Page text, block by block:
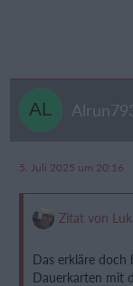
5. Juli 2025 um 20:16
Zitat von
Das erkläre doch
Dauerkarten mit